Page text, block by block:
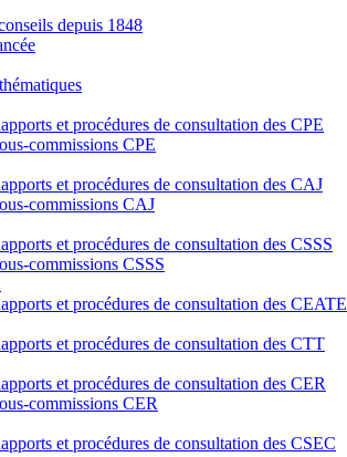
depuis 1848
et procédures de consultation des CPE
commissions CPE
et procédures de consultation des CAJ
commissions CAJ
et procédures de consultation des CSSS
commissions CSSS
et procédures de consultation des CEATE
et procédures de consultation des CTT
et procédures de consultation des CER
commissions CER
et procédures de consultation des CSEC